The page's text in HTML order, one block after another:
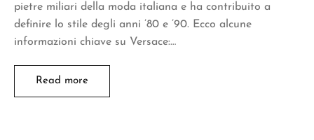
pietre miliari della moda italiana e ha contribuito a
definire lo stile degli anni ’80 e ’90. Ecco alcune
informazioni chiave su Versace:…
Read more